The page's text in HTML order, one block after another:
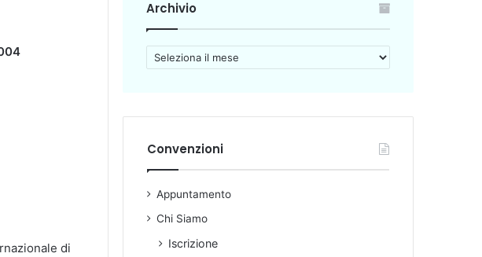
di
Archivio
r
i
i
o
Convenzioni
Appuntamento
Chi Siamo
Iscrizione